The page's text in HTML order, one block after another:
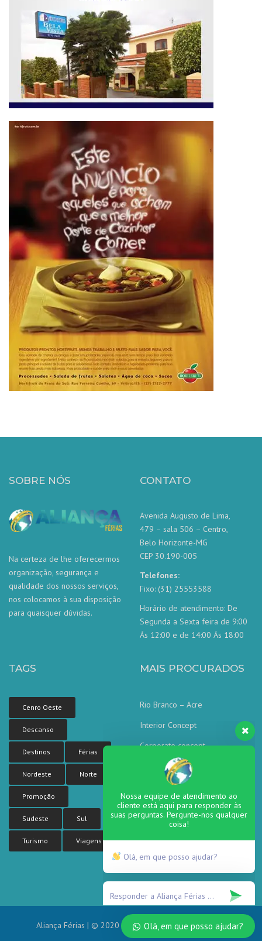
SOBRE NÓS
Na certeza de lhe oferecermos
organização, segurança e
qualidade dos nossos serviços,
nos colocamos à sua disposição
para quaisquer dúvidas.
CONTATO
Avenida Augusto de Lima,
479 – sala 506 – Centro,
Belo Horizonte-MG
CEP 30.190-005
Telefones:
Fixo: (31) 25553588
Horário de atendimento: De
Segunda a Sexta feira de 9:00
Ás 12:00 e de 14:00 Ás 18:00
TAGS
Cenro Oeste
Descanso
Destinos Férias
Nordeste Norte
Promoção
Sudeste Sul
Turismo Viagens
MAIS PROCURADOS
Rio Branco – Acre
Interior Concept
Corporate concept
Corporate Tower
Sea side residence
Aliança Férias | © 2020 Todos os direitos reservados.
Nossa equipe de atendimento ao
cliente está aqui para responder às
suas perguntas. Pergunte-nos qualquer
coisa!
Olá, em que posso ajudar?
Olá, em que posso ajudar?